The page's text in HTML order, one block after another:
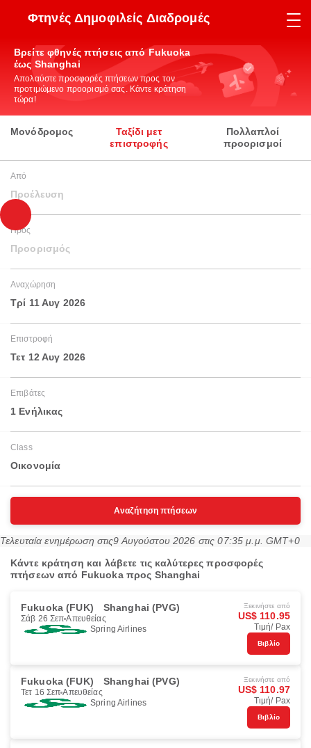
Φτηνές Δημοφιλείς Διαδρομές
Βρείτε φθηνές πτήσεις από Fukuoka
έως Shanghai
Απολαύστε προσφορές πτήσεων προς τον
προτιμώμενο προορισμό σας. Κάντε κράτηση
τώρα!
Μονόδρομος
Ταξίδι μετ
επιστροφής
Πολλαπλοί
προορισμοί
Από
Προέλευση
Προς
Προορισμός
Αναχώρηση
Τρί 11 Αυγ 2026
Επιστροφή
Τετ 12 Αυγ 2026
Επιβάτες
1 Ενήλικας
Class
Οικονομία
Αναζήτηση πτήσεων
Τελευταία ενημέρωση στις9 Αυγούστου 2026 στις 07:35 μ.μ. GMT+0
Κάντε κράτηση και λάβετε τις καλύτερες προσφορές
πτήσεων από Fukuoka προς Shanghai
Fukuoka (FUK) Shanghai (PVG)
Σάβ 26 Σεπ Απευθείας
Spring Airlines
Ξεκινήστε από
US$ 110.95
Τιμή/ Pax
Βιβλίο
Fukuoka (FUK) Shanghai (PVG)
Τετ 16 Σεπ Απευθείας
Spring Airlines
Ξεκινήστε από
US$ 110.97
Τιμή/ Pax
Βιβλίο